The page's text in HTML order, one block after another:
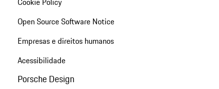
Open Source Software Notice
Empresas e direitos humanos
Acessibilidade
Porsche Design